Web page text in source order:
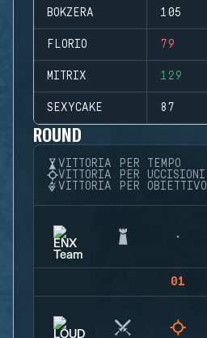
BOKZERA 105
FLORIO 79
MITRIX 129
SEXYCAKE 87
ROUND
VITTORIA PER TEMPO
VITTORIA PER UCCISIONI
VITTORIA PER OBIETTIVO
01